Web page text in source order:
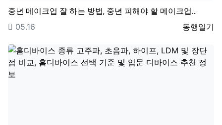
중년 메이크업 잘 하는 방법, 중년 피해야 할 메이크업…
등록자
동행일기
등록일
05.16